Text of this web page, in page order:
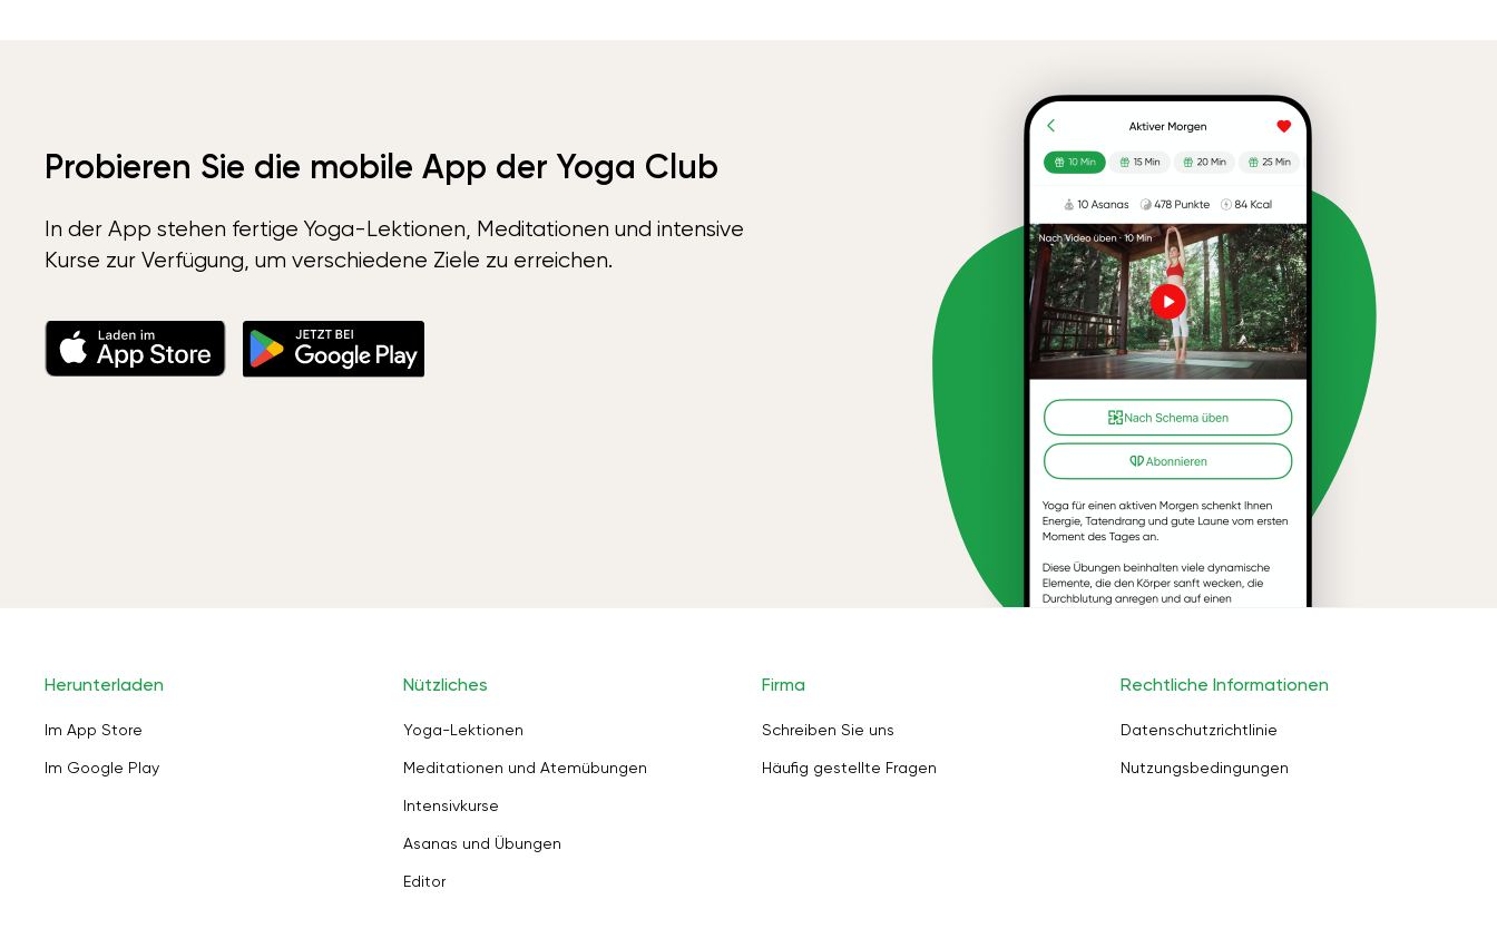
Probieren Sie die mobile App der Yoga Club
In der App stehen fertige Yoga-Lektionen, Meditationen und intensive
Kurse zur Verfügung, um verschiedene Ziele zu erreichen.
Herunterladen
Im App Store
Im Google Play
Nützliches
Yoga-Lektionen
Meditationen und Atemübungen
Intensivkurse
Asanas und Übungen
Editor
Firma
Schreiben Sie uns
Häufig gestellte Fragen
Rechtliche Informationen
Datenschutzrichtlinie
Nutzungsbedingungen